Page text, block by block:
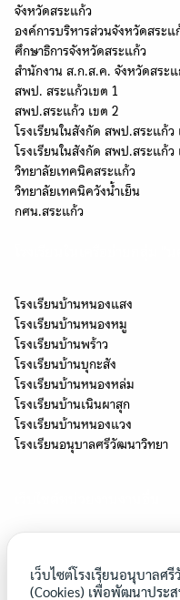
Search
จังหวัดสระแก้ว
องค์การบริหารส่วนจังหวัดสระแ
ศึกษาธิการจังหวัดสระแก้ว
สำนักงาน ส.ก.ส.ค. จังหวัดสระ
สพป. สระแก้วเขต 1
สพป.สระแก้ว เขต 2
โรงเรียนในสังกัด สพป.สระแก้ว
โรงเรียนในสังกัด สพป.สระแก้ว
วิทยาลัยเทคนิคสระแก้ว
วิทยาลัยเทคนิควังน้ำเย็น
กศน.สระแก้ว
โรงเรียนบ้านหนองแสง
โรงเรียนบ้านหนองหมู
โรงเรียนบ้านพร้าว
โรงเรียนบ้านบุกะสัง
โรงเรียนบ้านหนองหล่ม
โรงเรียนบ้านเนินผาสุก
โรงเรียนบ้านหนองแวง
โรงเรียนอนุบาลศรีวัฒนาวิทยา
โรงเรียนประชารัฐ
โครงการยุวทูตความดี
เว็บไซต์โรงเรียนอนุบาลศ
(Cookies) เพื่อพัฒนาประ